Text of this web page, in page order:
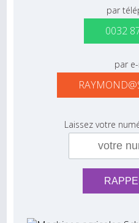
par
0032
par
Laissez votre